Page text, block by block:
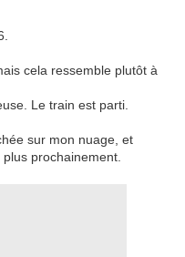
cela ressemble plutôt à
Le train est parti.
sur mon nuage, et
prochainement.